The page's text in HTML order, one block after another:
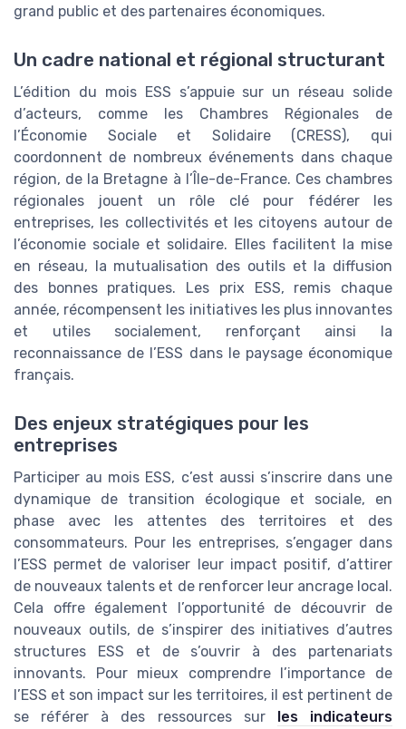
grand public et des partenaires économiques.
Un cadre national et régional structurant
L’édition du mois ESS s’appuie sur un réseau solide
d’acteurs, comme les Chambres Régionales de
l’Économie Sociale et Solidaire (CRESS), qui
coordonnent de nombreux événements dans chaque
région, de la Bretagne à l’Île-de-France. Ces chambres
régionales jouent un rôle clé pour fédérer les
entreprises, les collectivités et les citoyens autour de
l’économie sociale et solidaire. Elles facilitent la mise
en réseau, la mutualisation des outils et la diffusion
des bonnes pratiques. Les prix ESS, remis chaque
année, récompensent les initiatives les plus innovantes
et utiles socialement, renforçant ainsi la
reconnaissance de l’ESS dans le paysage économique
français.
Des enjeux stratégiques pour les
entreprises
Participer au mois ESS, c’est aussi s’inscrire dans une
dynamique de transition écologique et sociale, en
phase avec les attentes des territoires et des
consommateurs. Pour les entreprises, s’engager dans
l’ESS permet de valoriser leur impact positif, d’attirer
de nouveaux talents et de renforcer leur ancrage local.
Cela offre également l’opportunité de découvrir de
nouveaux outils, de s’inspirer des initiatives d’autres
structures ESS et de s’ouvrir à des partenariats
innovants. Pour mieux comprendre l’importance de
l’ESS et son impact sur les territoires, il est pertinent de
se référer à des ressources sur
les indicateurs